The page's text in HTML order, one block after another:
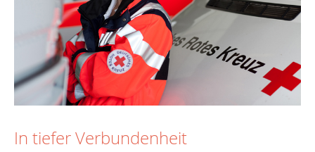
In tiefer Verbundenheit